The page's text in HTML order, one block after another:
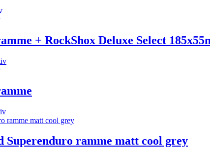
kan
produktsiden
Dette
varianter.
kan
produktsiden
+ RockShox Deluxe Select
Dette
varianter.
velges
produktsiden
Dette
produktet
flere
varianter.
ramme matt cool grey